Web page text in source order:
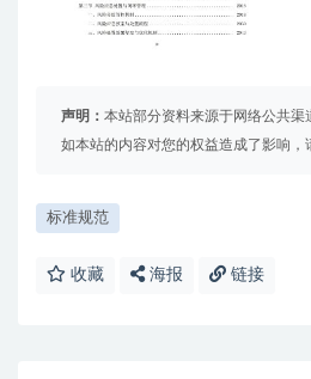
声明： 本站部分资料来源于网络公共渠
如本站的内容对您的权益造成了影响，
标准规范
收藏 海报 链接